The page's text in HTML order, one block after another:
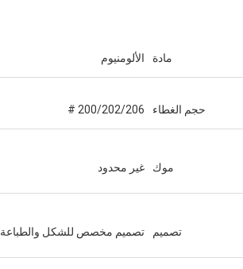
مادة الألومنيوم
حجم الغطاء 200/202/206 #
موك غير محدود
تصميم تصميم مخصص للشكل والطباعة